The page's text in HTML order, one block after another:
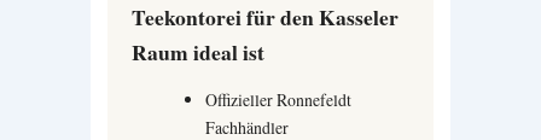
Teekontorei für den Kasseler
Raum ideal ist
Offizieller Ronnefeldt
Fachhändler